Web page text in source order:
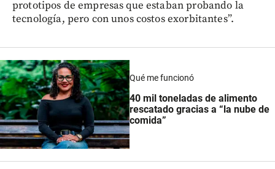
prototipos de empresas que estaban probando la
tecnología, pero con unos costos exorbitantes”.
Qué me funcionó
40 mil toneladas de alimento
rescatado gracias a “la nube de
comida”